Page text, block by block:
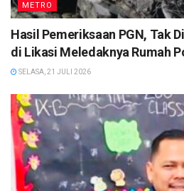
METRO
Hasil Pemeriksaan PGN, Tak
di Likasi Meledaknya Rumah
SELASA, 21 JULI 2026